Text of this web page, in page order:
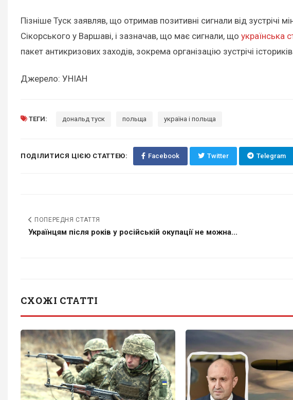
Пізніше Туск заявляв, що отримав позитивні сигнали від зустрічі
Сікорського у Варшаві, і зазначав, що має сигнали, що українська
пакет антикризових заходів, зокрема організацію зустрічі
Джерело: УНІАН
ТЕГИ: дональд туск польща україна і польща
ПОДІЛИТИСЯ ЦІЄЮ СТАТТЕЮ: Facebook Twitter Telegram
ПОПЕРЕДНЯ СТАТТЯ
Українцям після років у російській окупації не можна...
СХОЖІ СТАТТІ